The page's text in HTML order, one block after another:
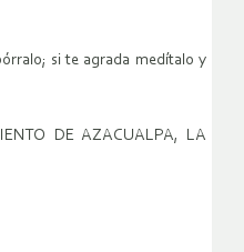
si te agrada medítalo y
DE AZACUALPA, LA